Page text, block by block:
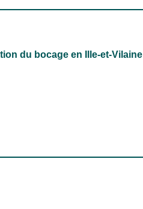
du bocage en Ille-et-Vilaine